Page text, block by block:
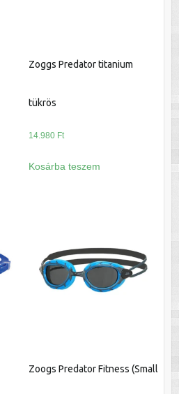
Zoggs Predator titanium
tükrös
14.980 Ft
Kosárba teszem
Zoogs Predator Fitness (Small